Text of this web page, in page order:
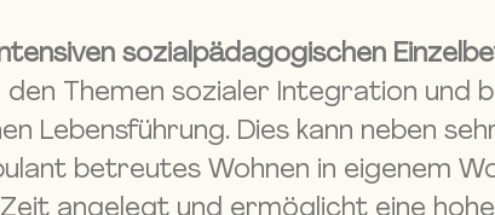
sozialpädagogischen
den Themen sozialer Integration und
Lebensführung. Dies kann neben
betreutes Wohnen in eigenem